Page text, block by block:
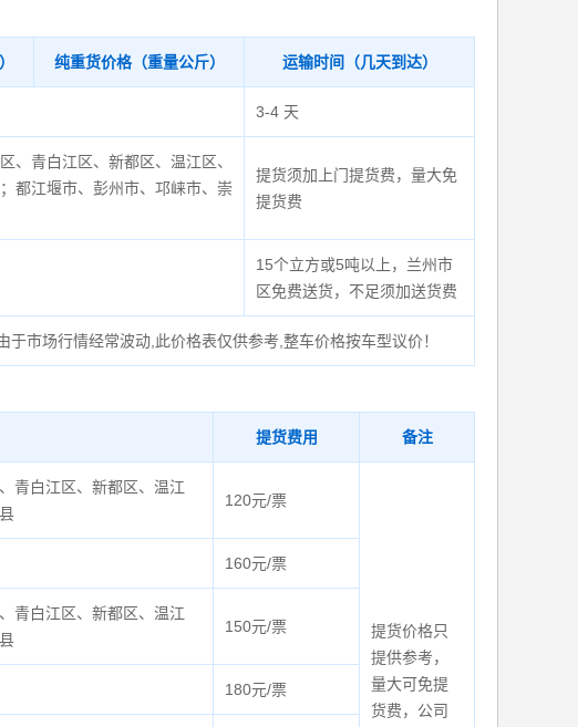
纯重货价格（重量公斤） 运输时间（几天到达）
3-4 天
、青白江区、新都区、温江区、
都江堰市、彭州市、邛崃市、崇
提货须加上门提货费，量大免
提货费
15个立方或5吨以上，兰州市
区免费送货，不足须加送货费
市场行情经常波动,此价格表仅供参考,整车价格按车型议价！
提货费用 备注
青白江区、新都区、温江
120元/票
提货价格只
提供参考，
量大可免提
货费，公司
160元/票
青白江区、新都区、温江
150元/票
180元/票